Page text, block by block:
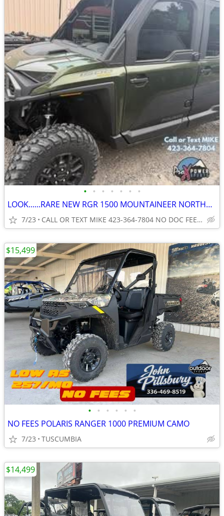
• • • • • • •
LOOK......RARE NEW RGR 1500 MOUNTAINEER NORTHSTAR CRW NO FEES
7/23 CALL OR TEXT MIKE 423-364-7804 NO DOC FEES...
• • • • • •
NO FEES POLARIS RANGER 1000 PREMIUM CAMO
7/23 TUSCUMBIA
$15,499
$14,499